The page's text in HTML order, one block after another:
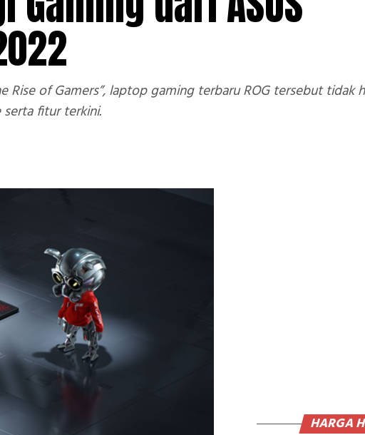
Rise of Gamers”, laptop gaming terbaru ROG tersebut tidak
fitur terkini.
HARGA